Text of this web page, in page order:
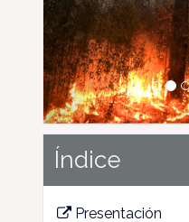
Índice
Presentación